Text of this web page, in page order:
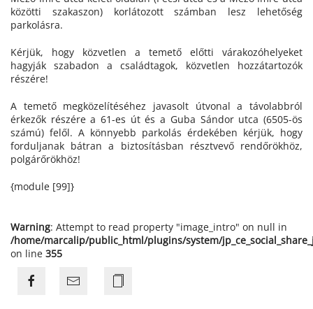
közötti szakaszon) korlátozott számban lesz lehetőség
parkolásra.
Kérjük, hogy közvetlen a temető előtti várakozóhelyeket
hagyják szabadon a családtagok, közvetlen hozzátartozók
részére!
A temető megközelítéséhez javasolt útvonal a távolabbról
érkezők részére a 61-es út és a Guba Sándor utca (6505-ös
számú) felől. A könnyebb parkolás érdekében kérjük, hogy
forduljanak bátran a biztosításban résztvevő rendőrökhöz,
polgárőrökhöz!
{module [99]}
Warning: Attempt to read property "image_intro" on null in
/home/marcalip/public_html/plugins/system/
on line 355